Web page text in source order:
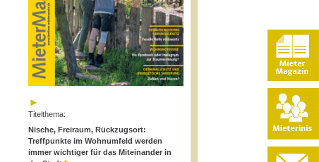
Titelthema:
Nische, Freiraum, Rückzugsort:
Treffpunkte im Wohnumfeld werden
immer wichtiger für das Miteinander in